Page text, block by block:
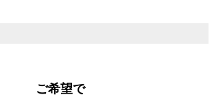
ご希望で